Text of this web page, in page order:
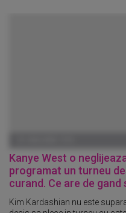
Kanye West o
programat un turneu
curand. Ce are de
Kim Kardashian nu este